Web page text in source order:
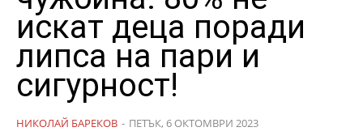
искат деца поради
липса на пари и
сигурност!
НИКОЛАЙ БАРЕКОВ - ПЕТЪК, 6 ОКТОМВРИ 2023